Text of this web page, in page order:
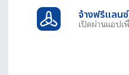
จ้างฟรีแลน
เปิดผ่านแอปเ